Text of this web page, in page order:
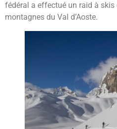
fédéral a effectué un raid à
montagnes du Val d’Aoste.